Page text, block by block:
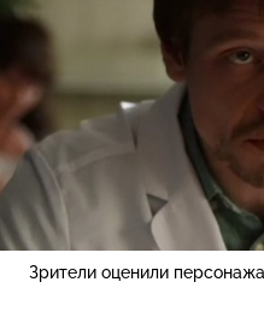
Зрители оценили